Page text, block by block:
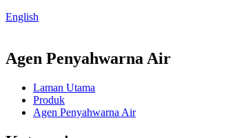
English
Agen Penyahwarna Air
Laman Utama
Produk
Agen Penyahwarna Air